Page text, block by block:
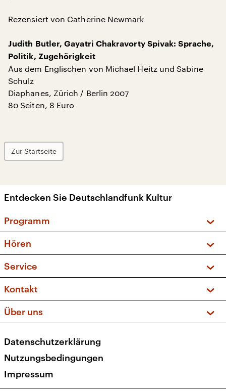
Rezensiert von Catherine Newmark
Judith Butler, Gayatri Chakravorty Spivak: Sprache,
Politik, Zugehörigkeit
Aus dem Englischen von Michael Heitz und Sabine
Schulz
Diaphanes, Zürich / Berlin 2007
80 Seiten, 8 Euro
Zur Startseite
Entdecken Sie Deutschlandfunk Kultur
Programm
Sendungen und Podcasts
Musikliste
Kakadu – Das Kinderprogramm
Hören
Frequenzen (UKW + DAB+)
Service
FAQ
Apps
Newsletter
Veranstaltungen
Kontakt
Social Media
Über uns
Presse
Karriere
Transparenz
Datenschutzerklärung
Nutzungsbedingungen
Impressum